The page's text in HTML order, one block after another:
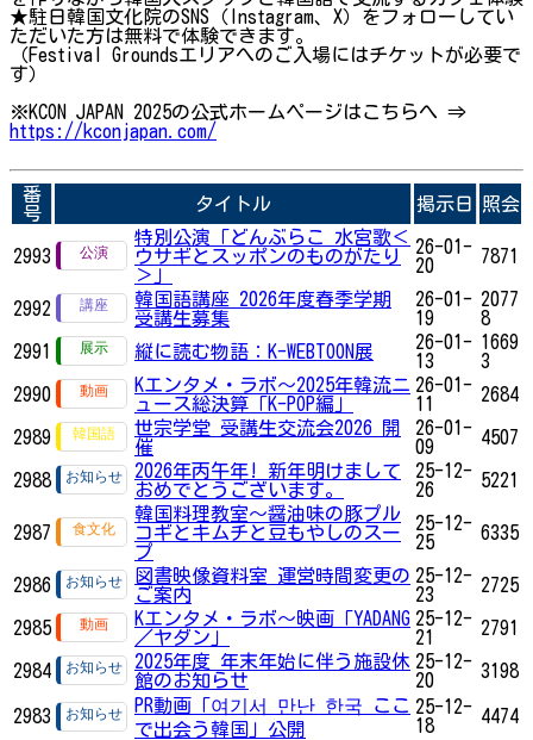
★駐日韓国文化院のSNS（Instagram、X）をフォローしてい
ただいた方は無料で体験できます。
（Festival Groundsエリアへのご入場にはチケットが必要で
す）
※KCON JAPAN 2025の公式ホームページはこちらへ ⇒
https://kconjapan.com/
番
号
タイトル 掲示日 照会
2993
特別公演「どんぶらこ 水宮歌＜
ウサギとスッポンのものがたり
＞」
26-01-
20
7871
2992
韓国語講座 2026年度春季学期
受講生募集
26-01-
19
2077
8
2991
縦に読む物語：K-WEBTOON展
26-01-
13
1669
3
2990
Kエンタメ・ラボ～2025年韓流ニ
ュース総決算「K-POP編」
26-01-
11
2684
2989
世宗学堂 受講生交流会2026 開
催
26-01-
09
4507
2988
2026年丙午年! 新年明けまして
おめでとうございます。
25-12-
26
5221
2987
韓国料理教室～醤油味の豚プル
コギとキムチと豆もやしのスー
プ
25-12-
25
6335
2986
図書映像資料室 運営時間変更の
ご案内
25-12-
23
2725
2985
Kエンタメ・ラボ～映画「YADANG
／ヤダン」
25-12-
21
2791
2984
2025年度 年末年始に伴う施設休
館のお知らせ
25-12-
20
3198
2983
PR動画「여기서 만난 한국 ここ
で出会う韓国」公開
25-12-
18
4474